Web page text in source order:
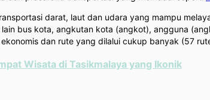
darat, laut dan udara yang mampu
bus kota, angkutan kota (angkot), angguna
dan rute yang dilalui cukup banyak (57
Wisata di Tasikmalaya yang Ikonik